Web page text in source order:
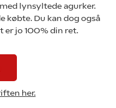
lynsyltede agurker.
købte. Du kan dog også
er jo 100% din ret.
her.